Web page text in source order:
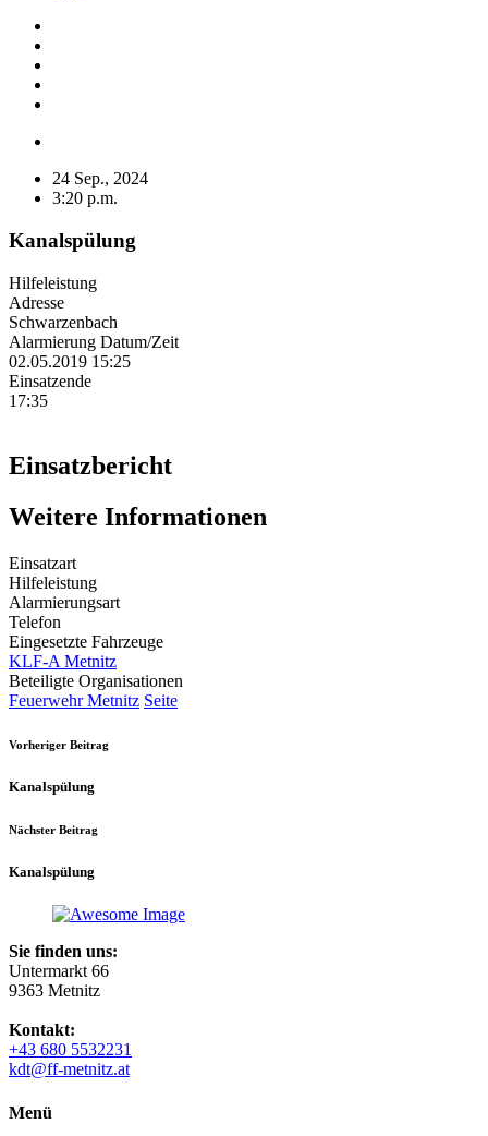
24 Sep., 2024
3:20 p.m.
Kanalspülung
Hilfeleistung
Adresse
Schwarzenbach
Alarmierung Datum/Zeit
02.05.2019 15:25
Einsatzende
17:35
Einsatzbericht
Weitere Informationen
Einsatzart
Hilfeleistung
Alarmierungsart
Telefon
Eingesetzte Fahrzeuge
KLF-A Metnitz
Beteiligte Organisationen
Feuerwehr Metnitz Seite
Vorheriger Beitrag
Kanalspülung
Nächster Beitrag
Kanalspülung
Sie finden uns:
Untermarkt 66
9363 Metnitz
Kontakt:
+43 680 5532231
kdt@ff-metnitz.at
Menü